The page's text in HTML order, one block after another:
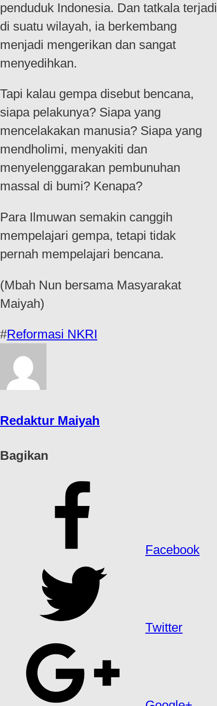
penduduk Indonesia. Dan tatkala terjadi
di suatu wilayah, ia berkembang
menjadi mengerikan dan sangat
menyedihkan.
Tapi kalau gempa disebut bencana,
siapa pelakunya? Siapa yang
mencelakakan manusia? Siapa yang
mendholimi, menyakiti dan
menyelenggarakan pembunuhan
massal di bumi? Kenapa?
Para Ilmuwan semakin canggih
mempelajari gempa, tetapi tidak
pernah mempelajari bencana.
(Mbah Nun bersama Masyarakat
Maiyah)
#Reformasi NKRI
Redaktur Maiyah
Bagikan
Facebook
Twitter